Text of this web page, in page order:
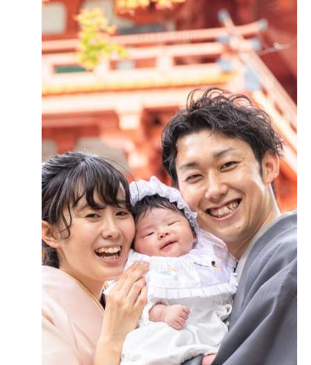
● 手水舎（ちょうずや／てみずしゃ）
楼門をくぐると右手に手水舎があります。